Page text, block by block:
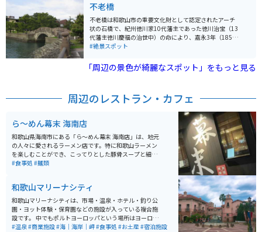
からは和歌の浦や淡路島などを見渡せ、古来の文人墨客
にも憧れられ、多くの詩歌や俳諧、絵画にも描かれてい
ます。
不老橋
不老橋は和歌山市の重要文化財として認定されたアーチ
状の石橋で、紀州徳川家10代藩主であった徳川治宝（13
代藩主徳川慶福の治世中）の命により、嘉永3年（1850
年）に着工し、翌4年（1851年）に完成しました。 この
に、徳川家や東照宮関係者が御旅所に向かう「お成り
道」に架けられたものです。橋台のアーチ部分は肥後熊
を文様化したレリーフが見られ、江戸時代のアーチ型石
現役です。すごく短い橋です。なお、すぐ隣には「新 不
老橋」が架かっています。そちらは車バイク通行できま
す。
#絶景スポット
「周辺の景色が綺麗なスポット」をもっと見る
周辺のレストラン・カフェ
ら～めん幕末 海南店
和歌山県海南市にある「ら～めん幕末 海南店」は、地元
の人々に愛されるラーメン店です。特に和歌山ラーメン
を楽しむことができ、こってりとした豚骨スープと細麺
の絶妙なバランスが特徴です。メニューには、チャーシ
適な場所で、近隣には自然の絶景も多く、移動時にはバ
イクでのツーリングを楽しむのも良いでしょう。駐車場
も用意されており、サクッと入店できます。ぜひ、和歌
山の美味しいラーメンを味わいに訪れてみてください！
#食事処 #麺類
和歌山マリーナシティ
和歌山マリーナシティは、市場・温泉・ホテル・釣り公
園・ヨット体験・保育園などの施設が入っている複合施
設です。 中でもポルトヨーロッパという場所はヨーロッ
パの街並みをイメージしており、SNSでも写真映えす
#温泉#商業施設#海｜海岸｜岬#食事処 #お土産#宿泊施設